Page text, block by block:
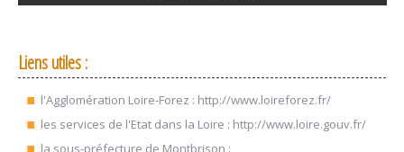
Liens utiles :
l'Agglomération Loire-Forez : http://www.loireforez.fr/
les services de l'Etat dans la Loire : http://www.loire.gouv.fr/
la sous-préfecture de Montbrison :